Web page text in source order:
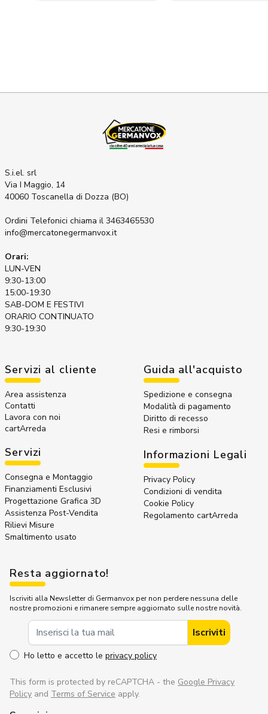
S.i.el. srl
Via I Maggio, 14
40060 Toscanella di Dozza (BO)
Ordini Telefonici chiama il 3463465530
info@mercatonegermanvox.it
Orari:
LUN-VEN
9:30-13:00
15:00-19:30
SAB-DOM E FESTIVI
ORARIO CONTINUATO
9:30-19:30
Servizi al cliente
Area assistenza
Contatti
Lavora con noi
cartArreda
Servizi
Consegna e Montaggio
Finanziamenti Esclusivi
Progettazione Grafica 3D
Assistenza Post-Vendita
Rilievi Misure
Smaltimento usato
Guida all'acquisto
Spedizione e consegna
Modalità di pagamento
Diritto di recesso
Resi e rimborsi
Informazioni Legali
Privacy Policy
Condizioni di vendita
Cookie Policy
Regolamento cartArreda
Resta aggiornato!
Iscriviti alla Newsletter di Germanvox per non perdere nessuna delle
nostre promozioni e rimanere sempre aggiornato sulle nostre novità.
Iscriviti
Ho letto e accetto le privacy policy
This form is protected by reCAPTCHA - the Google Privacy
Policy and Terms of Service apply.